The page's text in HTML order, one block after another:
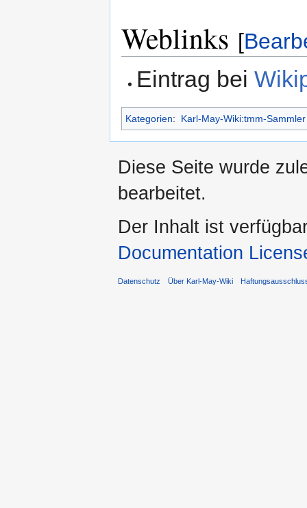
Weblinks [
Eintrag bei
Kategorien: Karl-May-Wiki:tmm-Sammler
Diese Seite wurde
bearbeitet.
Der Inhalt ist
Documentation
Datenschutz Über Karl-May-Wiki